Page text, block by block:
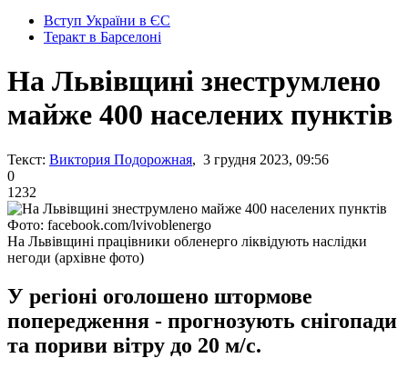
Вступ України в ЄС
Теракт в Барселоні
На Львівщині знеструмлено
майже 400 населених пунктів
Текст: Виктория Подорожная, 3 грудня 2023, 09:56
0
1232
Фото: facebook.com/lvivoblenergo
На Львівщині працівники обленерго ліквідують наслідки
негоди (архівне фото)
У регіоні оголошено штормове
попередження - прогнозують снігопади
та пориви вітру до 20 м/с.